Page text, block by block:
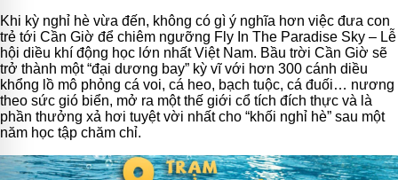
Khi kỳ nghỉ hè vừa đến, không có gì ý nghĩa hơn việc đưa con
trẻ tới Cần Giờ để chiêm ngưỡng Fly In The Paradise Sky – Lễ
hội diều khí động học lớn nhất Việt Nam. Bầu trời Cần Giờ sẽ
trở thành một “đại dương bay” kỳ vĩ với hơn 300 cánh diều
khổng lồ mô phỏng cá voi, cá heo, bạch tuộc, cá đuối… nương
theo sức gió biển, mở ra một thế giới cổ tích đích thực và là
phần thưởng xả hơi tuyệt vời nhất cho “khối nghỉ hè” sau một
năm học tập chăm chỉ.